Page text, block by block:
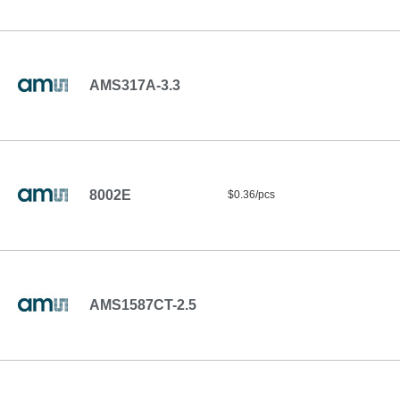
AMS317A-3.3
8002E $0.36/pcs
AMS1587CT-2.5